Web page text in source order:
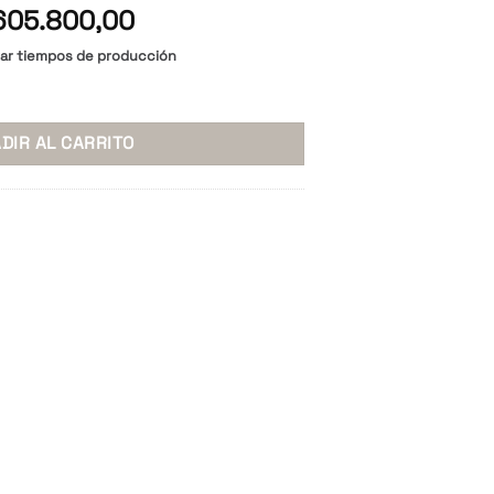
El
precio
actual
$ 605.800,00.
tiempos de producción
- Pana - Simil Cuero * cantidad
AL CARRITO